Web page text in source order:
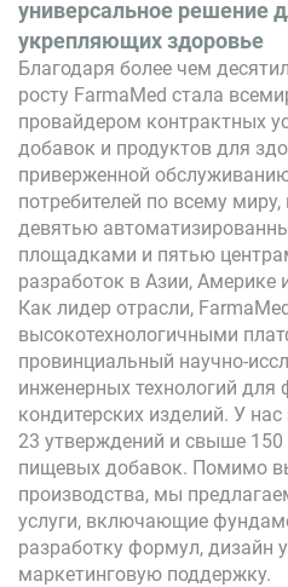
универсальное решение
укрепляющих здоровье
Благодаря более чем
росту FarmaMed стала
провайдером контрактных
добавок и продуктов для
приверженной
потребителей по всему
девятью
площадками и пятью
разработок в Азии, Америке
Как лидер отрасли,
высокотехнологичными
провинциальный научно-
инженерных технологий для
кондитерских изделий. У
23 утверждений и свыше
пищевых добавок. Помимо
производства, мы
услуги, включающие
разработку формул, дизайн
маркетинговую поддержку.